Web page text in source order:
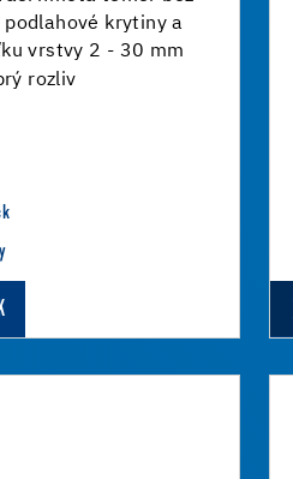
krytiny a
vrstvy 2 - 30 mm
rozliv